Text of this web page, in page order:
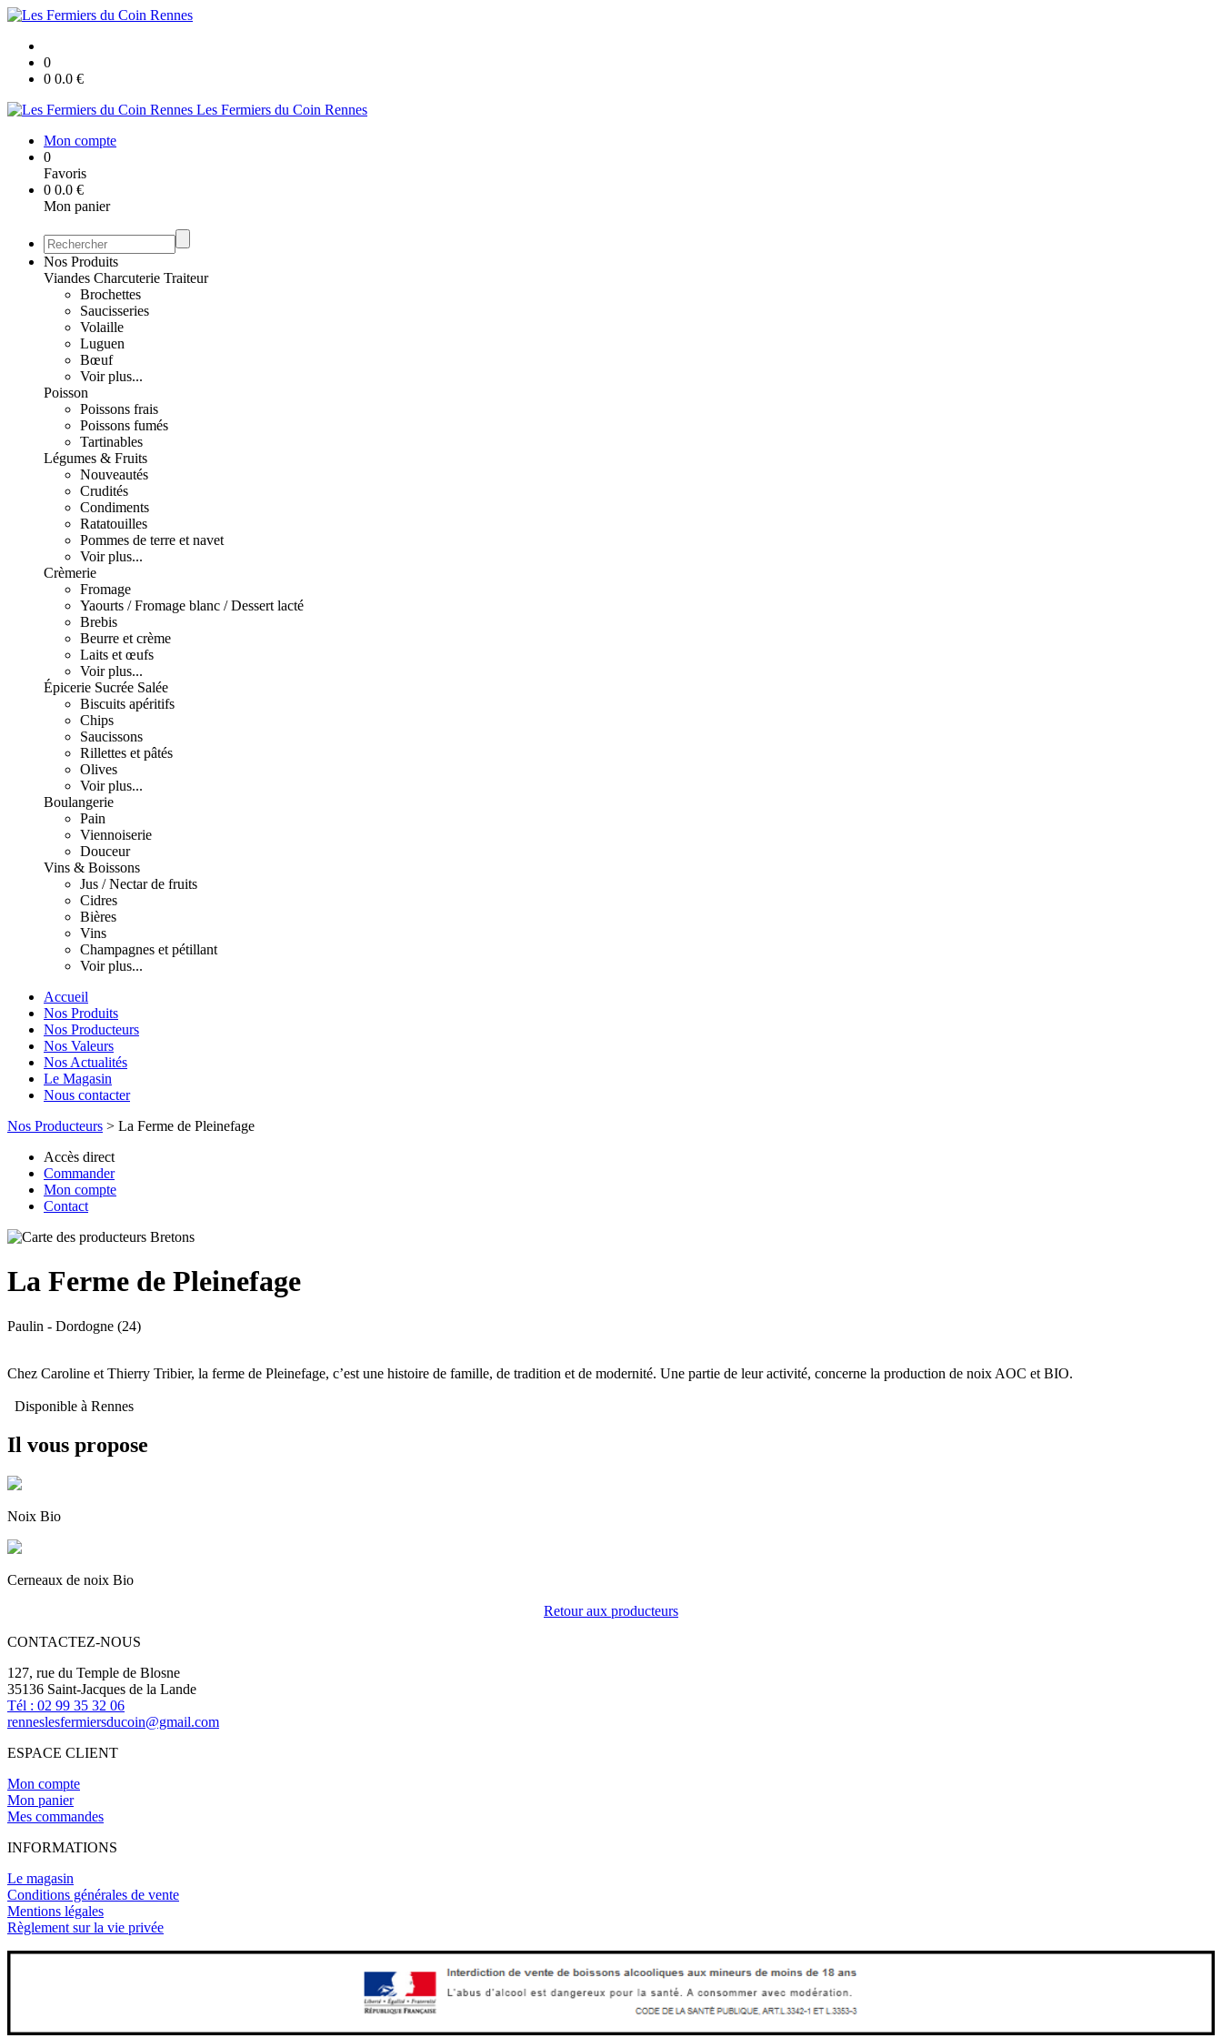
0
0 0.0 €
Les Fermiers du Coin Rennes
Mon compte
0
Favoris
0 0.0 €
Mon panier
Nos Produits
Viandes Charcuterie Traiteur
Brochettes
Saucisseries
Volaille
Luguen
Bœuf
Voir plus...
Poisson
Poissons frais
Poissons fumés
Tartinables
Légumes & Fruits
Nouveautés
Crudités
Condiments
Ratatouilles
Pommes de terre et navet
Voir plus...
Crèmerie
Fromage
Yaourts / Fromage blanc / Dessert lacté
Brebis
Beurre et crème
Laits et œufs
Voir plus...
Épicerie Sucrée Salée
Biscuits apéritifs
Chips
Saucissons
Rillettes et pâtés
Olives
Voir plus...
Boulangerie
Pain
Viennoiserie
Douceur
Vins & Boissons
Jus / Nectar de fruits
Cidres
Bières
Vins
Champagnes et pétillant
Voir plus...
Accueil
Nos Produits
Nos Producteurs
Nos Valeurs
Nos Actualités
Le Magasin
Nous contacter
Nos Producteurs > La Ferme de Pleinefage
Accès direct
Commander
Mon compte
Contact
La Ferme de Pleinefage
Paulin - Dordogne (24)
Chez Caroline et Thierry Tribier, la ferme de Pleinefage, c’est une histoire de famille, de tradition et de modernité. Une partie de leur activité, concerne la production de noix AOC et BIO.
Disponible à Rennes
Il vous propose
Noix Bio
Cerneaux de noix Bio
Retour aux producteurs
CONTACTEZ-NOUS
127, rue du Temple de Blosne
35136 Saint-Jacques de la Lande
Tél : 02 99 35 32 06
renneslesfermiersducoin@gmail.com
ESPACE CLIENT
Mon compte
Mon panier
Mes commandes
INFORMATIONS
Le magasin
Conditions générales de vente
Mentions légales
Règlement sur la vie privée